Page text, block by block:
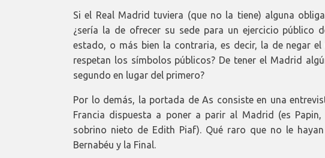
Si el Real Madrid tuviera (que no la tiene) alguna
¿sería la de ofrecer su sede para un ejercicio público
estado, o más bien la contraria, es decir, la de negar
respetan los símbolos públicos? De tener el Madrid
segundo en lugar del primero?
Por lo demás, la portada de As consiste en una
Francia dispuesta a poner a parir al Madrid (es
sobrino nieto de Edith Piaf). Qué raro que no le
Bernabéu y la Final.